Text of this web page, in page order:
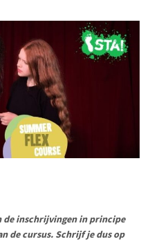
de inschrijvingen in principe
de cursus. Schrijf je dus op